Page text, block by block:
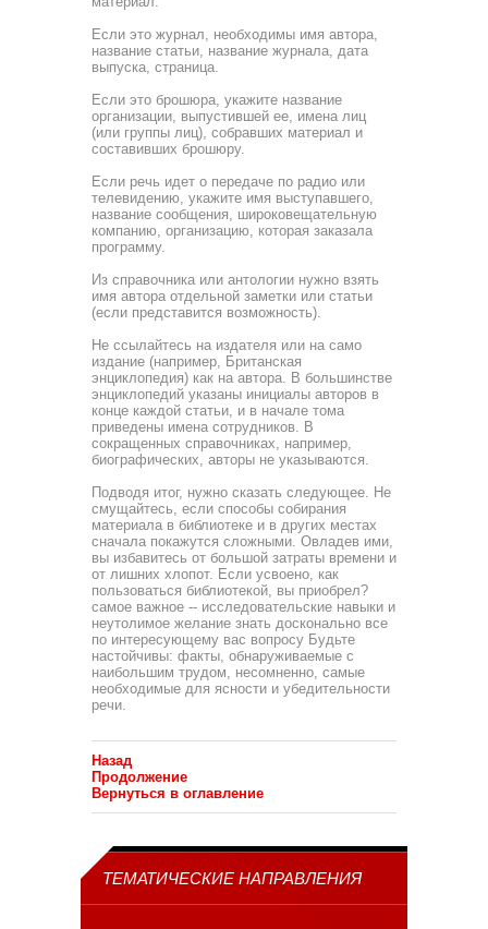
Если это журнал, необходимы имя автора,
название статьи, название журнала, дата
выпуска, страница.
Если это брошюра, укажите название
организации, выпу­стившей ее, имена лиц
(или группы лиц), собравших матери­ал и
составивших брошюру.
Если речь идет о передаче по радио или
телевидению, укажите имя выступавшего,
название сообщения, широкове­щательную
компанию, организацию, которая заказала
про­грамму.
Из справочника или антологии нужно взять
имя автора отдельной заметки или статьи
(если представится возмож­ность).
Не ссылайтесь на издателя или на само
издание (напри­мер, Британская
энциклопедия) как на автора. В большинст­ве
энциклопедий указаны инициалы авторов в
конце каждой статьи, и в начале тома
приведены имена сотрудников. В
сокращенных справочниках, например,
биографических, ав­торы не указываются.
Подводя итог, нужно сказать следующее. Не
смущайтесь, если способы собирания
материала в библиотеке и в других местах
сначала покажутся сложными. Овладев ими,
вы изба­витесь от большой затраты времени и
от лишних хлопот. Если усвоено, как
пользоваться библиотекой, вы приобрел?
самое важное -- исследовательские навыки и
неутолимое же­лание знать досконально все
по интересующему вас вопросу Будьте
настойчивы: факты, обнаруживаемые с
наибольшим трудом, несомненно, самые
необходимые для ясности и убе­дительности
речи.
Назад
Продолжение
Вернуться в оглавление
ТЕМАТИЧЕСКИЕ НАПРАВЛЕНИЯ